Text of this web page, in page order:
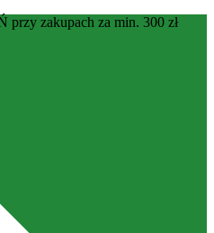
zakupach za min. 300 zł